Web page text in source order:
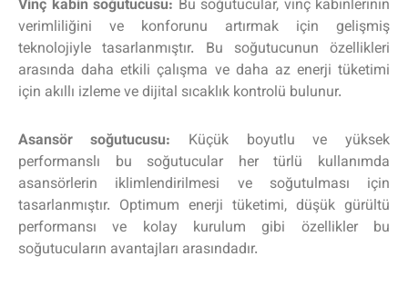
Vinç kabin soğutucusu: Bu soğutucular, vinç kabinlerinin
verimliliğini ve konforunu artırmak için gelişmiş
teknolojiyle tasarlanmıştır. Bu soğutucunun özellikleri
arasında daha etkili çalışma ve daha az enerji tüketimi
için akıllı izleme ve dijital sıcaklık kontrolü bulunur.
Asansör soğutucusu: Küçük boyutlu ve yüksek
performanslı bu soğutucular her türlü kullanımda
asansörlerin iklimlendirilmesi ve soğutulması için
tasarlanmıştır. Optimum enerji tüketimi, düşük gürültü
performansı ve kolay kurulum gibi özellikler bu
soğutucuların avantajları arasındadır.